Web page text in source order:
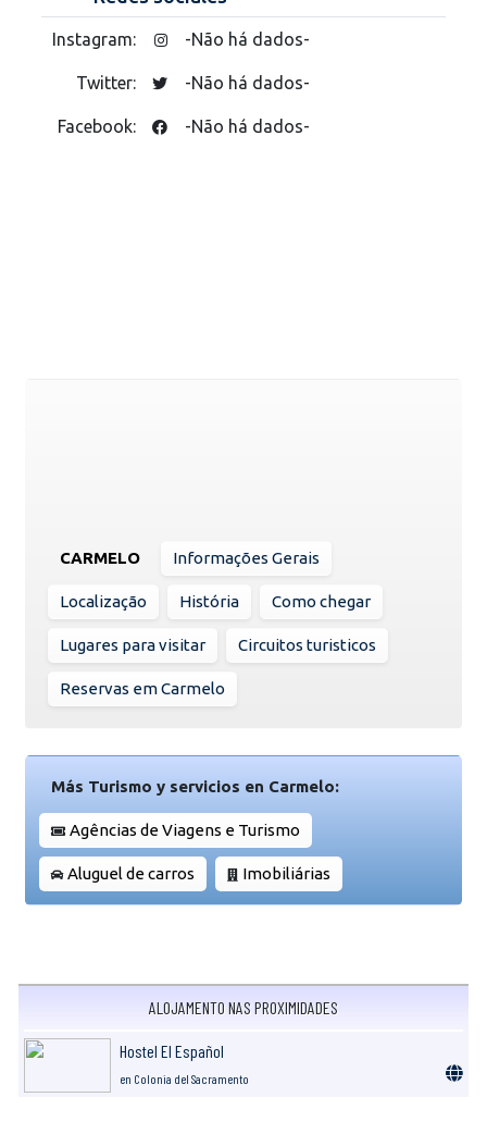
Instagram: -Não há dados-
Twitter: -Não há dados-
Facebook: -Não há dados-
CARMELO Informações Gerais
Localização História Como chegar
Lugares para visitar Circuitos turisticos
Reservas em Carmelo
Más Turismo y servicios en Carmelo:
Agências de Viagens e Turismo
Aluguel de carros Imobiliárias
ALOJAMENTO NAS PROXIMIDADES
Hostel El Español
en Colonia del Sacramento